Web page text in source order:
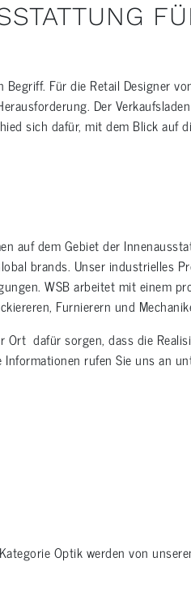
Für die Retail Designer
Der
sich dafür, mit dem Blick auf
auf dem Gebiet der
brands. Unser industrielles
WSB arbeitet mit einem
Furnierern und
Ort dafür sorgen, dass die
rufen Sie uns an
Optikwerden von